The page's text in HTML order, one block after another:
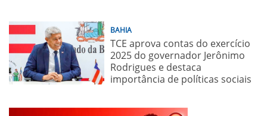
BAHIA
TCE aprova contas do exercício
2025 do governador Jerônimo
Rodrigues e destaca
importância de políticas sociais